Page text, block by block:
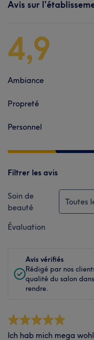
Avis sur
4,9
Ambiance
Propreté
Personnel
Filtrer les avis
Soin de
beauté
Toutes
Évaluation
Avis vérifiés
Rédigé par nos
qualité du salon
rendre.
Ich hab mich mega